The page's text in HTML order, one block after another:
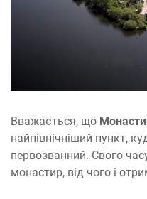
Вважається, що
найпівнічніший пункт,
первозванний. Свого
монастир, від чого і